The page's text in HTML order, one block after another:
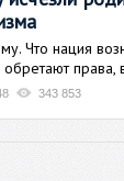
Что нация
права,
343 853